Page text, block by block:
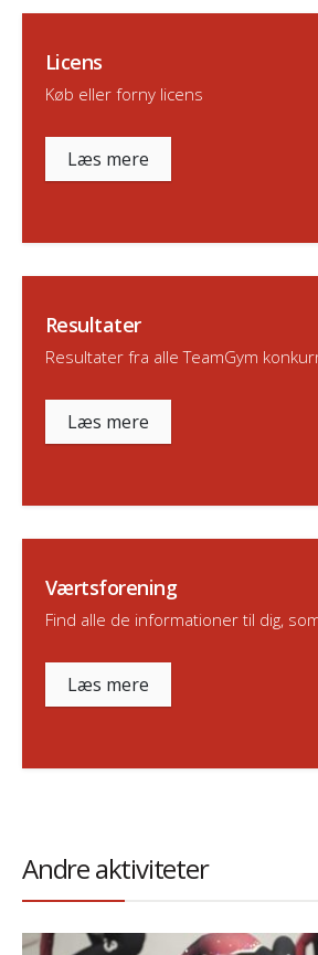
Licens
Køb eller forny licens
Læs mere
Resultater
Resultater fra alle TeamGym
Læs mere
Værtsforening
Find alle de informationer til dig,
Læs mere
Andre aktiviteter